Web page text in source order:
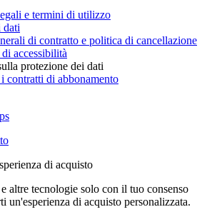
e termini di utilizzo
dati
di contratto e politica di cancellazione
accessibilità
protezione dei dati
contratti di abbonamento
di acquisto
altre tecnologie solo con il tuo consenso
un'esperienza di acquisto personalizzata.